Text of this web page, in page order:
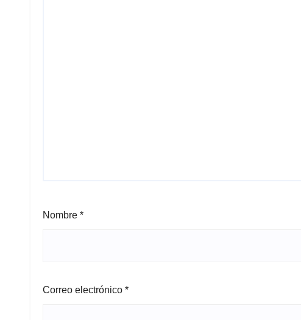
Nombre *
Correo electrónico *